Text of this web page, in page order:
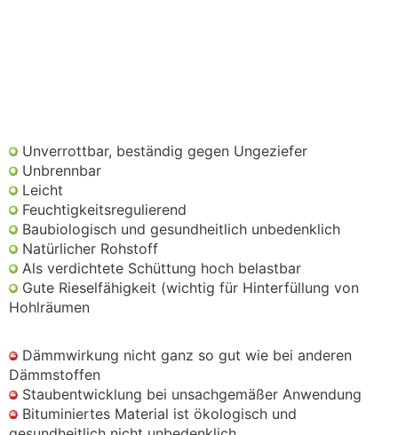
Unverrottbar, beständig gegen Ungeziefer
Unbrennbar
Leicht
Feuchtigkeitsregulierend
Baubiologisch und gesundheitlich unbedenklich
Natürlicher Rohstoff
Als verdichtete Schüttung hoch belastbar
Gute Rieselfähigkeit (wichtig für Hinterfüllung von
Hohlräumen
Dämmwirkung nicht ganz so gut wie bei anderen
Dämmstoffen
Staubentwicklung bei unsachgemäßer Anwendung
Bituminiertes Material ist ökologisch und